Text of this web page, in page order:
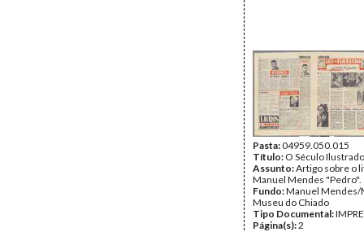
Pasta:04959.050.015
Título: O Século Ilustrado
Assunto:Artigo sobre o
Manuel Mendes "Pedro".
Fundo:Manuel Mendes/
Museu do Chiado
Tipo Documental:
Página(s):2